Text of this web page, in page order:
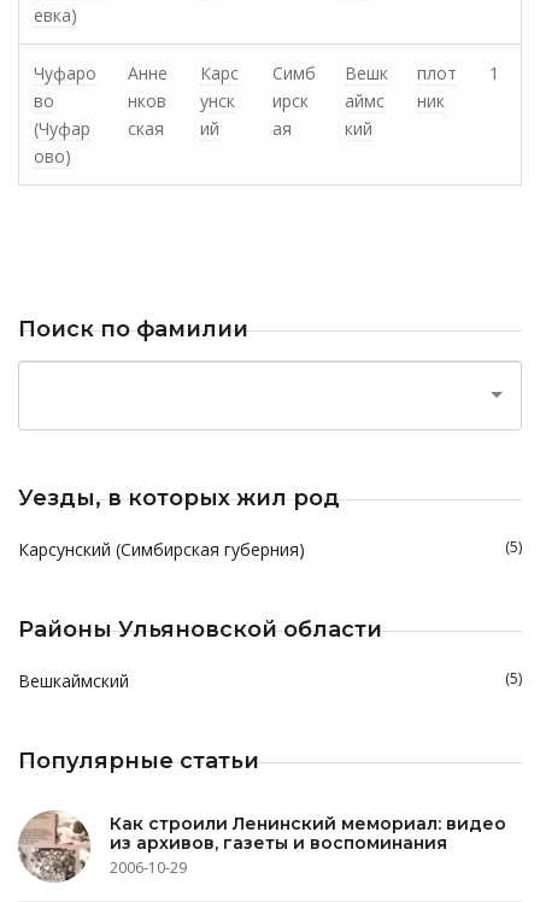
евка)
Чуфаро
во
(Чуфар
ово)
Анне
нков
ская
Карс
унск
ий
Симб
ирск
ая
Вешк
аймс
кий
плот
ник
1
Поиск по фамилии
Уезды, в которых жил род
Карсунский (Симбирская губерния) (5)
Районы Ульяновской области
Вешкаймский (5)
Популярные статьи
Как строили Ленинский мемориал: видео
из архивов, газеты и воспоминания
2006-10-29